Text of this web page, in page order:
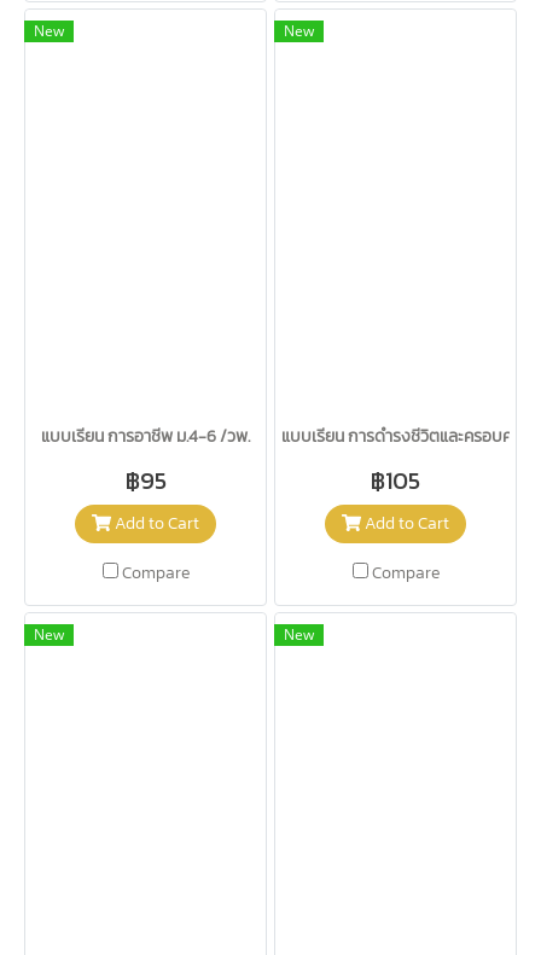
New
แบบเรียน การอาชีพ ม.4-6 /วพ.
฿95
Add to Cart
Compare
New
แบบเรียน การดำรงชีวิตและครอบครัว
฿105
Add to Cart
Compare
New New